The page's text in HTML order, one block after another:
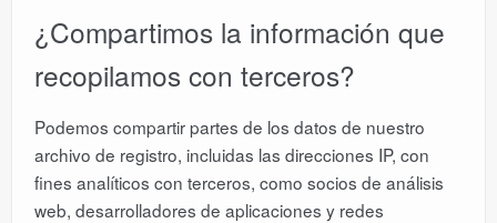
¿Compartimos la información que
recopilamos con terceros?
Podemos compartir partes de los datos de nuestro
archivo de registro, incluidas las direcciones IP, con
fines analíticos con terceros, como socios de análisis
web, desarrolladores de aplicaciones y redes